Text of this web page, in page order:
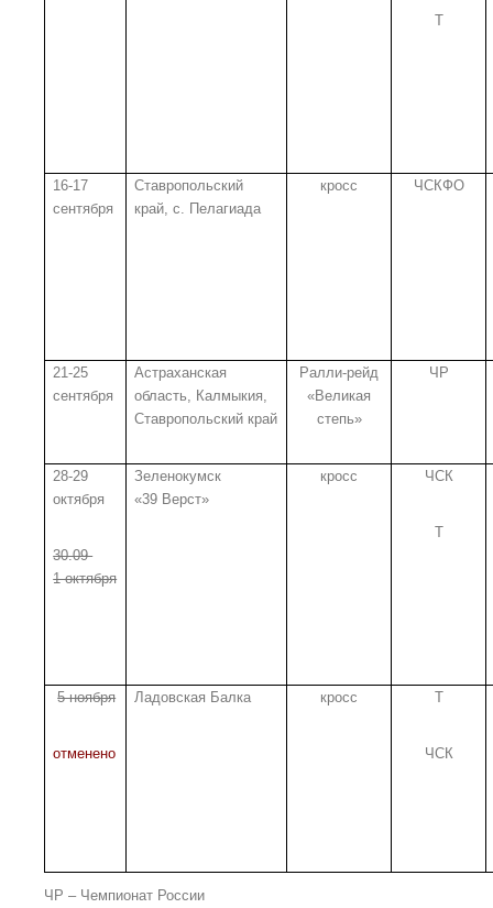
Т
16-17
сентября
Ставропольский
край, с. Пелагиада
кросс ЧСКФО
21-25
сентября
Астраханская
область, Калмыкия,
Ставропольский край
Ралли-рейд
«Великая
степь»
ЧР
28-29
октября
30.09-
1 октября
Зеленокумск
«39 Верст»
кросс ЧСК
Т
5 ноября
отменено
Ладовская Балка кросс Т
ЧСК
ЧР – Чемпионат России